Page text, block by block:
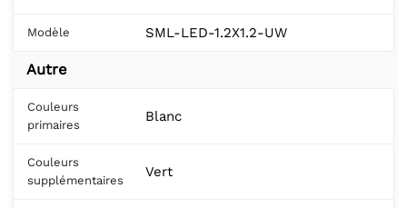
Modèle SML-LED-1.2X1.2-UW
Autre
Couleurs
primaires
Blanc
Couleurs
supplémentaires
Vert